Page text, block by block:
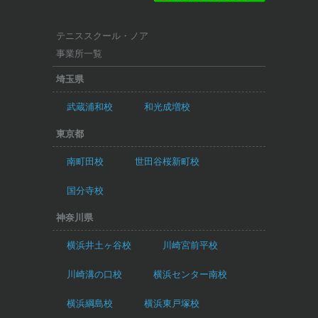
テニススクール・ノア
事業所一覧
埼玉県
武蔵浦和校 和光成増校
東京都
南町田校 世田谷桜新町校
国分寺校
神奈川県
横浜井土ヶ谷校 川崎宮前平校
川崎溝の口校 横浜センター南校
横浜綱島校 横浜東戸塚校